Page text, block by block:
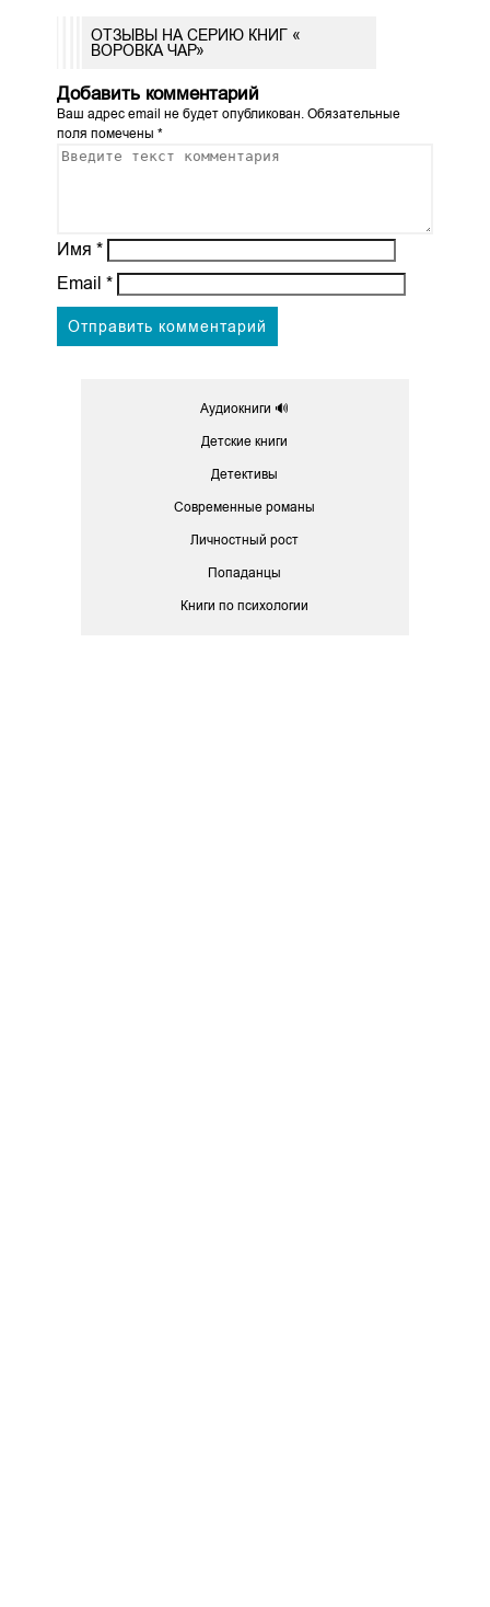
ОТЗЫВЫ НА СЕРИЮ КНИГ «
ВОРОВКА ЧАР»
Добавить комментарий
Ваш адрес email не будет опубликован. Обязательные
поля помечены *
Имя *
Email *
Аудиокниги 🔊
Детские книги
Детективы
Современные романы
Личностный рост
Попаданцы
Книги по психологии